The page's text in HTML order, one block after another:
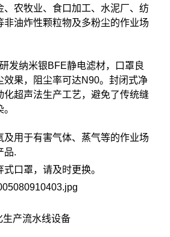
、农牧业、食口加工、水泥厂、纺
非油炸性颗粒物及多粉尘的作业场
发纳米银BFE静电滤材，口罩良
效果，阻尘率可达N90。封闭式净
化超声法生产工艺，避免了传统缝
及用于有害气体、蒸气等的作业场
品.
口罩，请及时更换。
生产流水线设备